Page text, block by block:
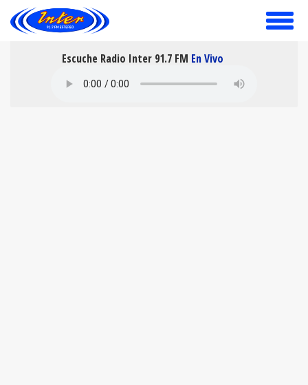
toggle
Escuche Radio Inter 91.7 FM En Vivo